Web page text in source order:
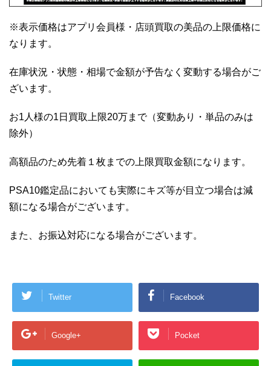
※表示価格はアプリ会員様・店頭買取の美品の上限価格に
なります。
在庫状況・状態・相場で金額が予告なく変動する場合がご
ざいます。
お1人様の1日買取上限20万まで（変動あり・単品のみは
除外）
高額品のため先着１枚までの上限買取金額になります。
PSA10鑑定品においても実際にキズ等が目立つ場合は減
額になる場合がございます。
また、お振込対応になる場合がございます。
Twitter Facebook
Google+ Pocket